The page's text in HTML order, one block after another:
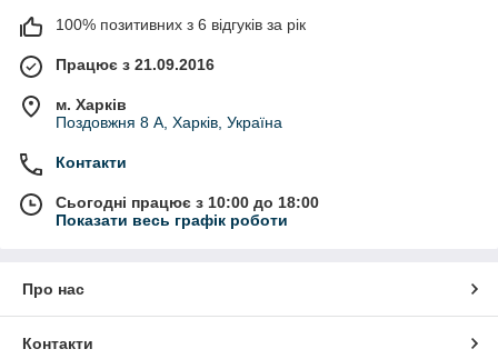
100% позитивних з 6 відгуків за рік
Працює з 21.09.2016
м. Харків
Поздовжня 8 А, Харків, Україна
Контакти
Сьогодні працює з 10:00 до 18:00
Показати весь графік роботи
Про нас
Контакти